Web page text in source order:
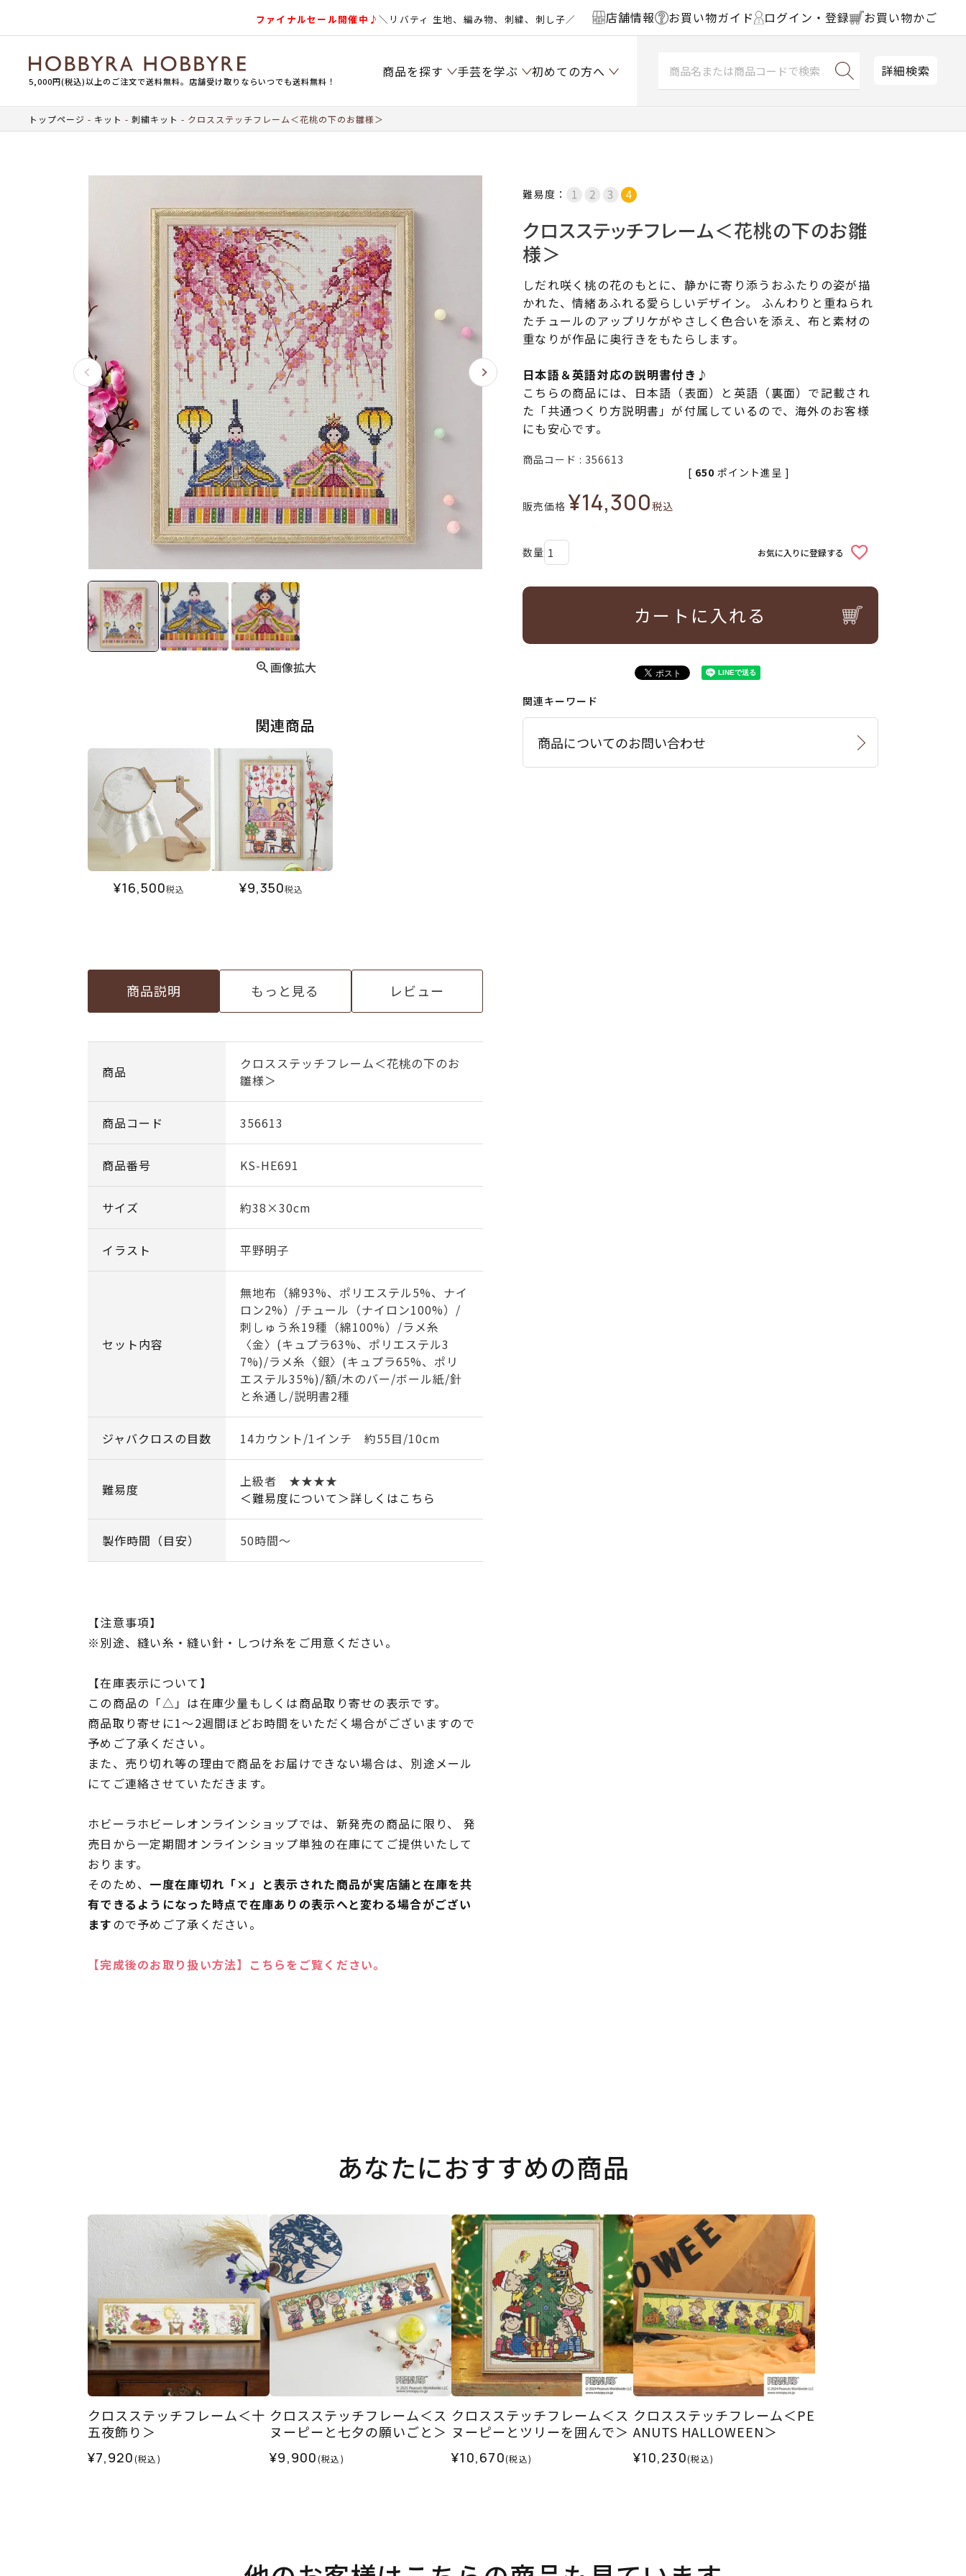
ファイナルセール開催中♪＼リバティ 生地、編み物、刺繍、刺し子／ 店舗情報 お買い物ガイド ログイン・登録 お買い物かご
5,000円(税込)以上のご注文で送料無料。店舗受け取りならいつでも送料無料！
商品を探す 手芸を学ぶ 初めての方へ 詳細検索
トップページ キット 刺繍キット クロスステッチフレーム＜花桃の下のお雛様＞
画像拡大
関連商品
¥16,500税込 ¥9,350税込
商品説明 もっと見る レビュー
商品
クロスステッチフレーム＜花桃の下のお
雛様＞
商品コード 356613
商品番号 KS-HE691
サイズ 約38×30cm
イラスト 平野明子
セット内容
無地布（綿93%、ポリエステル5%、ナイ
ロン2%）/チュール（ナイロン100%）/
刺しゅう糸19種（綿100%）/ラメ糸
〈金〉(キュプラ63%、ポリエステル3
7%)/ラメ糸〈銀〉(キュプラ65%、ポリ
エステル35%)/額/木のバー/ボール紙/針
と糸通し/説明書2種
ジャバクロスの目数 14カウント/1インチ 約55目/10cm
難易度
上級者 ★★★★
＜難易度について＞詳しくはこちら
製作時間（目安） 50時間～
【注意事項】
※別途、縫い糸・縫い針・しつけ糸をご用意ください。
【在庫表示について】
この商品の「△」は在庫少量もしくは商品取り寄せの表示です。
商品取り寄せに1～2週間ほどお時間をいただく場合がございますので
予めご了承ください。
また、売り切れ等の理由で商品をお届けできない場合は、別途メール
にてご連絡させていただきます。
ホビーラホビーレオンラインショップでは、新発売の商品に限り、 発
売日から一定期間オンラインショップ単独の在庫にてご提供いたして
おります。
そのため、 一度在庫切れ「×」と表示された商品が実店舗と在庫を共
有できるようになった時点で在庫ありの表示へと変わる場合がござい
ますので予めご了承ください。
【完成後のお取り扱い方法】こちらをご覧ください。
難易度：
クロスステッチフレーム＜花桃の下のお雛
様＞
しだれ咲く桃の花のもとに、静かに寄り添うおふたりの姿が描
かれた、情緒あふれる愛らしいデザイン。 ふんわりと重ねられ
たチュールのアップリケがやさしく色合いを添え、布と素材の
重なりが作品に奥行きをもたらします。
日本語＆英語対応の説明書付き♪
こちらの商品には、日本語（表面）と英語（裏面）で記載され
た「共通つくり方説明書」が付属しているので、海外のお客様
にも安心です。
商品コード 356613
販売価格 ¥14,300税込
[ 650 ポイント進呈 ]
お気に入りに登録する
カートに入れる
関連キーワード
商品についてのお問い合わせ
あなたにおすすめの商品
クロスステッチフレーム＜十
五夜飾り＞
¥7,920(税込)
クロスステッチフレーム＜ス
ヌーピーと七夕の願いごと＞
¥9,900(税込)
クロスステッチフレーム＜ス
ヌーピーとツリーを囲んで＞
¥10,670(税込)
クロスステッチフレーム＜PE
ANUTS HALLOWEEN＞
¥10,230(税込)